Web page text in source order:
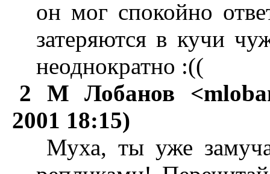
он мог спокойно
затеряются в кучи
неоднократно :((
2 М Лобанов <
2001 18:15)
Муха, ты уже